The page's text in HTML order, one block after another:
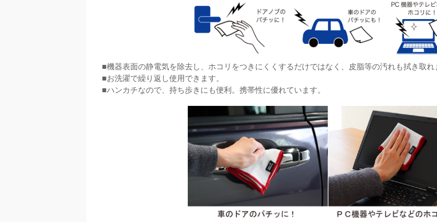
■機器表面の静電気を除去し、ホコリをつきにくくするだけではなく、皮脂等の汚れも拭き取れ
■お洗濯で繰り返し使用できます。
■ハンカチなので、持ち歩きにも便利。携帯性に優れています。